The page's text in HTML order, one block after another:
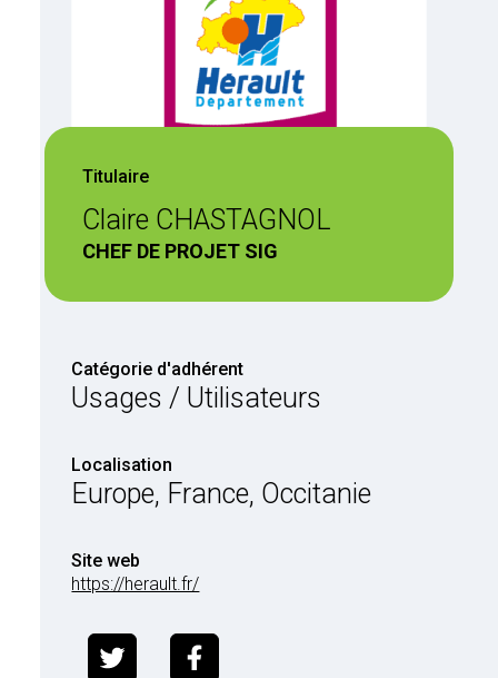
Titulaire
Claire CHASTAGNOL
CHEF DE PROJET SIG
Catégorie d'adhérent
Usages / Utilisateurs
Localisation
Europe, France, Occitanie
Site web
https://herault.fr/